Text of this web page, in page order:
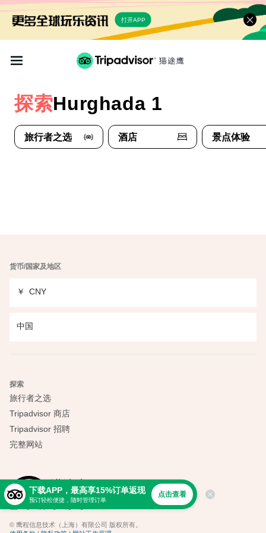
打开APP
探索Hurghada 1
旅行者之选 酒店 景点体验
© 鹰程信息技术（上海）有限公司 版权所有。
探索
旅行者之选
Tripadvisor 商店
Tripadvisor 招聘
完整网站
货币/国家及地区
￥ CNY
中国
下载APP，最高享15%订单返现
预订轻松便捷，随时管理订单
点击查看